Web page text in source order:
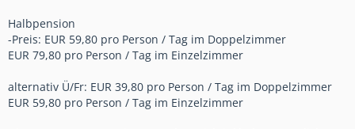
Halbpension
-Preis: EUR 59,80 pro Person / Tag im Doppelzimmer
EUR 79,80 pro Person / Tag im Einzelzimmer
alternativ Ü/Fr: EUR 39,80 pro Person / Tag im Doppelzimmer
EUR 59,80 pro Person / Tag im Einzelzimmer